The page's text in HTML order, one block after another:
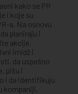
kako se PR
i koje su
a. Na osnovu
planiraju i
akcije,
imidž i
da uspešno
pišu i
i da identifikuju
kompaniji.